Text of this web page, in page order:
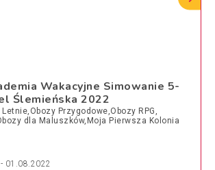
Wakacyjne Simowanie 5-
Ślemieńska 2022
Przygodowe,Obozy RPG,
dla Maluszków,Moja Pierwsza Kolonia
01.08.2022